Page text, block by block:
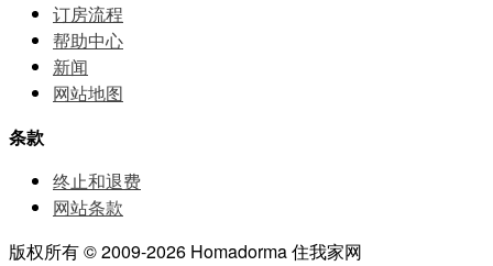
订房流程
帮助中⼼
新闻
网站地图
条款
终止和退费
网站条款
版权所有 © 2009-2026 Homadorma 住我家网